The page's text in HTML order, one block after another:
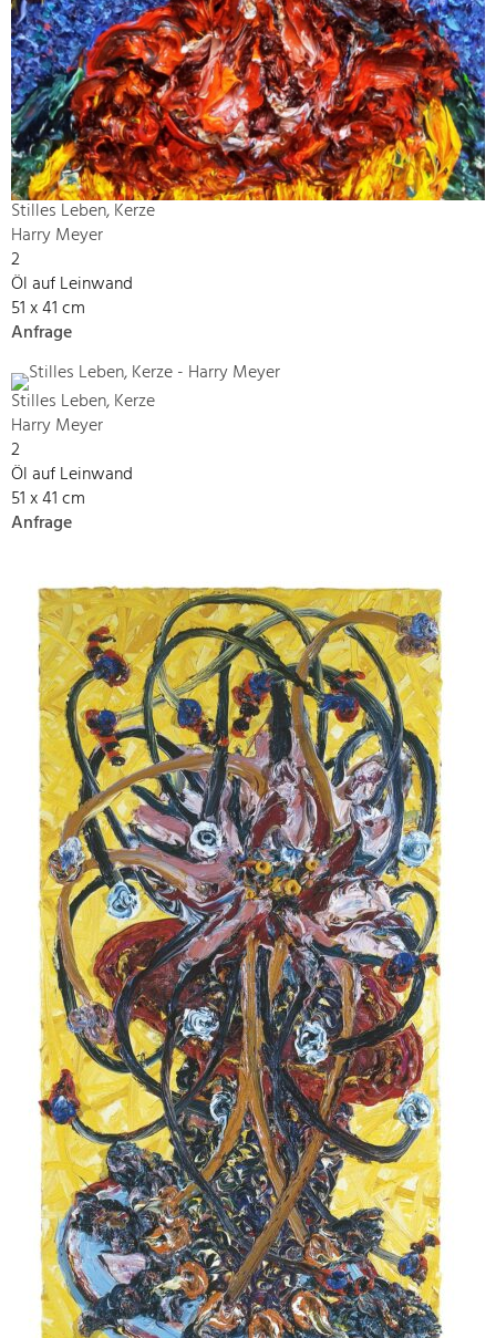
Stilles Leben, Kerze
Harry Meyer
2
Öl auf Leinwand
51 x 41 cm
Anfrage
Stilles Leben, Kerze
Harry Meyer
2
Öl auf Leinwand
51 x 41 cm
Anfrage